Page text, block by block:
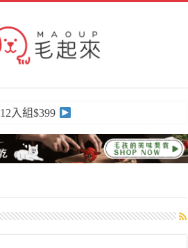
12入組$399